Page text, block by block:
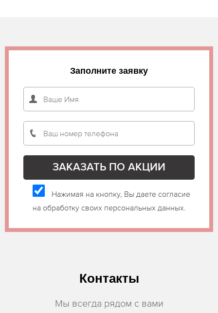
Заполните заявку
Нажимая на кнопку, Вы даете согласие
на обработку своих персональных данных.
Контакты
Мы всегда рядом с вами